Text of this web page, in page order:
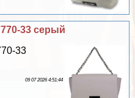
33 серый
33
09 07 2026 4:51:44